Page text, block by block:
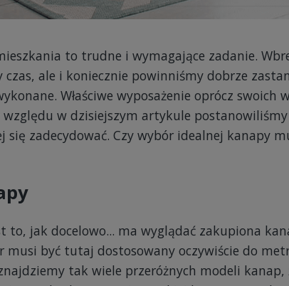
to trudne i wymagające zadanie.
ale i koniecznie powinniśmy dobrze
Właściwe wyposażenie oprócz
w dzisiejszym artykule
zadecydować. Czy wybór idealnej kanapy
to, jak docelowo... ma wyglądać zakupiona
być tutaj dostosowany oczywiście do
tak wiele przeróżnych modeli